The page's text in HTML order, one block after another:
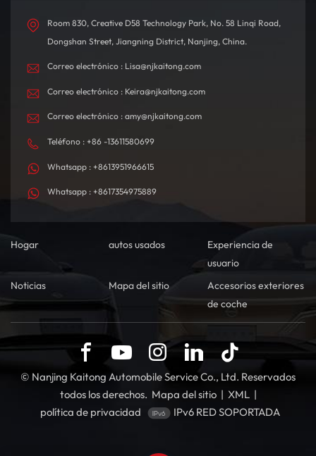
Room 830, Creative D58 Technology Park, No. 58 Linqi Road,
Dongshan Street, Jiangning District, Nanjing, China.
Correo electrónico : Lisa@njkaitong.com
Correo electrónico : Keira@njkaitong.com
Correo electrónico : amy@njkaitong.com
Teléfono : +86 -13611580699
Whatsapp : +8613951966615
Whatsapp : +8617354975889
Hogar autos usados
Experiencia de
usuario
Noticias
Mapa del sitio
Accesorios exteriores
de coche
© Nanjing Kaitong Automobile Service Co., Ltd. Reservados
todos los derechos. Mapa del sitio | XML |
política de privacidad
IPv6 RED SOPORTADA